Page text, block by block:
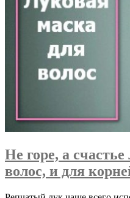
Не горе, а
волос, и для